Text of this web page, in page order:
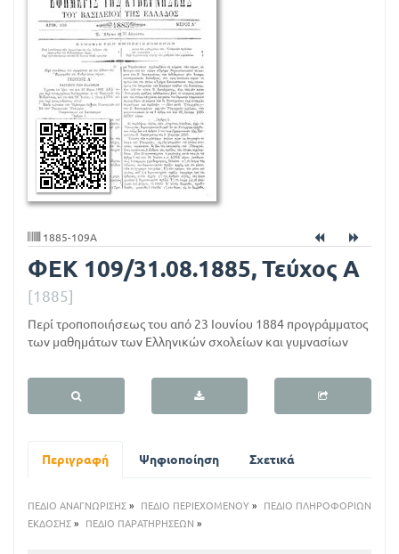
Τ
ε
χ
ο
ς
1885-109A
ΦΕΚ 109/31.08.1885, Τεύχος Α
[1885]
Περί τροποποιήσεως του από 23 Ιουνίου 1884 προγράμματος
των μαθημάτων των Ελληνικών σχολείων και γυμνασίων
Περιγραφή Ψηφιοποίηση Σχετικά
ΠΕΔΙΟ ΑΝΑΓΝΩΡΙΣΗΣ » ΠΕΔΙΟ ΠΕΡΙΕΧΟΜΕΝΟΥ »
ΠΕΔΙΟ ΠΛΗΡΟΦΟΡΙΩΝ
ΕΚΔΟΣΗΣ » ΠΕΔΙΟ ΠΑΡΑΤΗΡΗΣΕΩΝ »